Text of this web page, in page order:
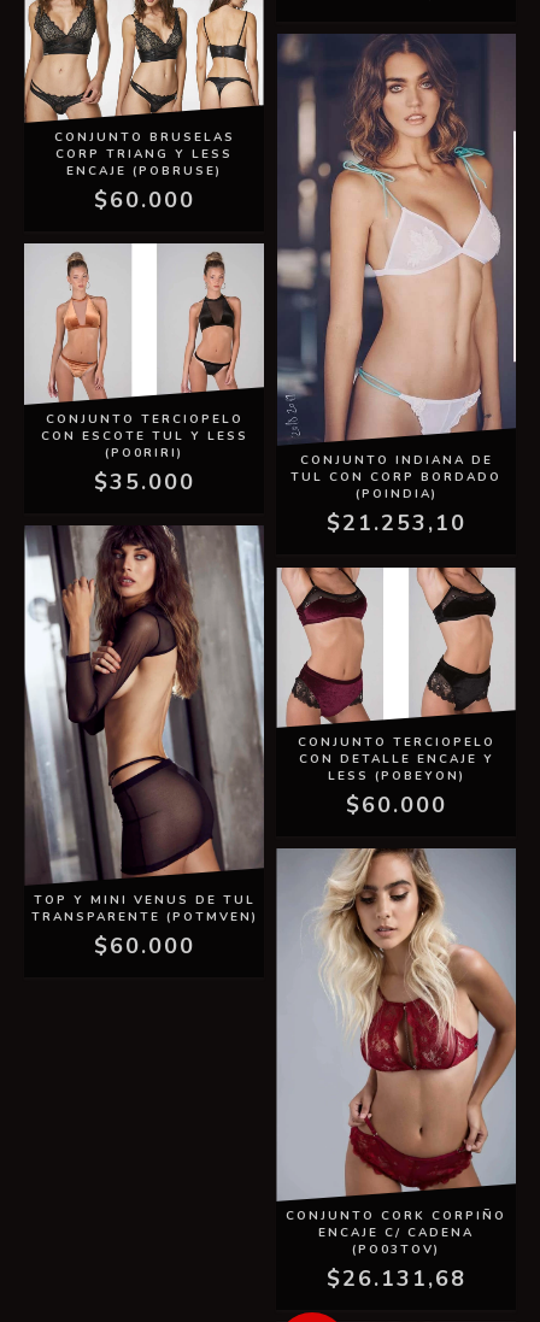
CONJUNTO INDIANA DE
TUL CON CORP BORDADO
(POINDIA)
$21.253,10
CONJUNTO BRUSELAS
CORP TRIANG Y LESS
ENCAJE (POBRUSE)
$60.000
CONJUNTO TERCIOPELO
CON DETALLE ENCAJE Y
LESS (POBEYON)
$60.000
CONJUNTO TERCIOPELO
CON ESCOTE TUL Y LESS
(PO0RIRI)
$35.000
CONJUNTO CORK CORPIÑO
ENCAJE C/ CADENA
(PO03TOV)
$26.131,68
TOP Y MINI VENUS DE TUL
TRANSPARENTE (POTMVEN)
$60.000